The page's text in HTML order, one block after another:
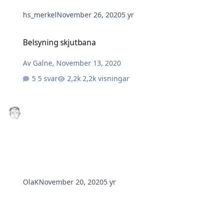
hs_merkelNovember 26, 20205 yr
Belsyning skjutbana
Av Galne, November 13, 2020
5 svar
2,2k visningar
OlaKNovember 20, 20205 yr